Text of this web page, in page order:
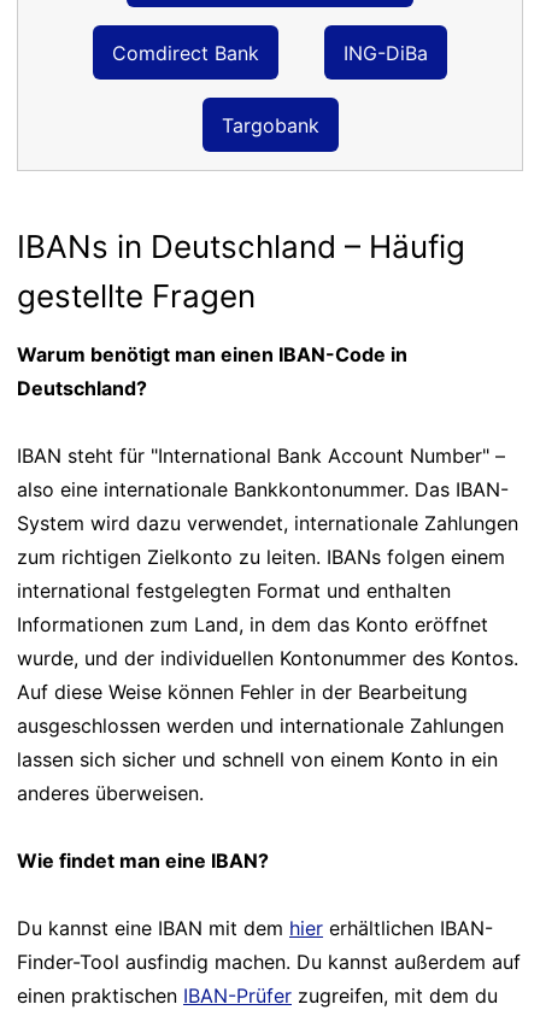
Comdirect Bank ING-DiBa
Targobank
IBANs in Deutschland – Häufig
gestellte Fragen
Warum benötigt man einen IBAN-Code in
Deutschland?
IBAN steht für "International Bank Account Number" –
also eine internationale Bankkontonummer. Das IBAN-
System wird dazu verwendet, internationale Zahlungen
zum richtigen Zielkonto zu leiten. IBANs folgen einem
international festgelegten Format und enthalten
Informationen zum Land, in dem das Konto eröffnet
wurde, und der individuellen Kontonummer des Kontos.
Auf diese Weise können Fehler in der Bearbeitung
ausgeschlossen werden und internationale Zahlungen
lassen sich sicher und schnell von einem Konto in ein
anderes überweisen.
Wie findet man eine IBAN?
Du kannst eine IBAN mit dem hier erhältlichen IBAN-
Finder-Tool ausfindig machen. Du kannst außerdem auf
einen praktischen IBAN-Prüfer zugreifen, mit dem du